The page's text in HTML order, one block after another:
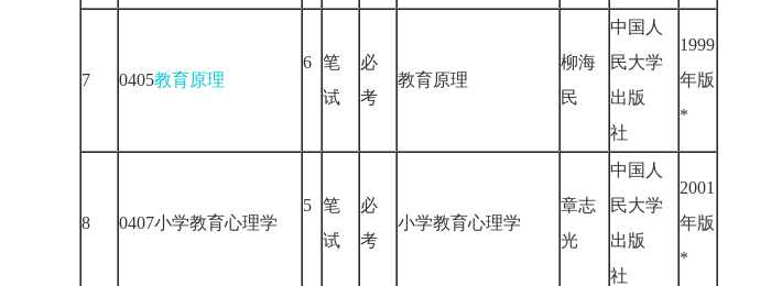
7 0405教育原理
6 笔
试
必
考
教育原理
柳海
民
中国人
民大学
出版
社
1999
年版
*
8 0407小学教育心理学
5 笔
试
必
考
小学教育心理学
章志
光
中国人
民大学
出版
社
2001
年版
*